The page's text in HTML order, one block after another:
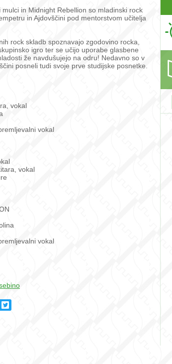
mulci in Midnight Rebellion so mladinski rock
in Ajdovščini pod mentorstvom učitelja
rock skladb spoznavajo zgodovino rocka,
igro ter se učijo uporabe glasbene
že navdušujejo na odru! Nedavno so v
posneli tudi svoje prve studijske posnetke.
vokal
vokal
vokal
vokal